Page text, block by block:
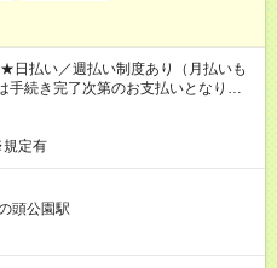
払い／週払い制度あり（月払いも
続き完了次第のお支払いとなりま
定有
頭公園駅